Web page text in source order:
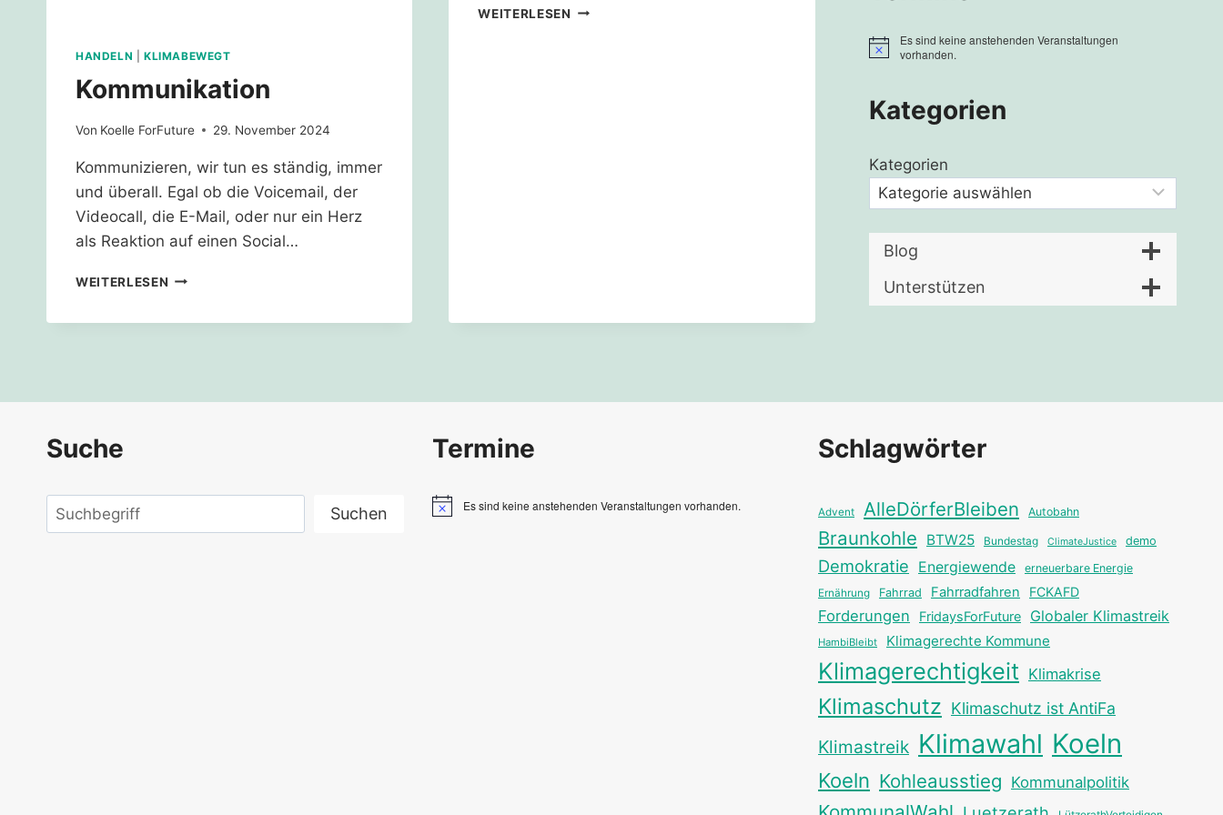
HANDELN KLIMABEWEGT
Kommunikation
Von Koelle ForFuture 29. November 2024
Kommunizieren, wir tun es ständig, immer
und überall. Egal ob die Voicemail, der
Videocall, die E-Mail, oder nur ein Herz
als Reaktion auf einen Social…
WEITERLESEN KOMMUNIKATION
WEITERLESEN KLIMAKOMMUNIKATION
Hinweis
Es sind keine anstehenden Veranstaltungen
vorhanden.
Kategorien
Kategorien
Blog
Unterstützen
Suche
Suchen Suchen
Termine
HinweisEs sind keine anstehenden Veranstaltungen vorhanden.
Schlagwörter
Advent AlleDörferBleiben Autobahn
Braunkohle BTW25 Bundestag ClimateJustice demo
Demokratie Energiewende erneuerbare Energie
Ernährung Fahrrad Fahrradfahren FCKAFD
Forderungen FridaysForFuture Globaler Klimastreik
HambiBleibt Klimagerechte Kommune
Klimagerechtigkeit Klimakrise
Klimaschutz Klimaschutz ist AntiFa
Klimastreik Klimawahl Koeln
Koeln Kohleausstieg Kommunalpolitik